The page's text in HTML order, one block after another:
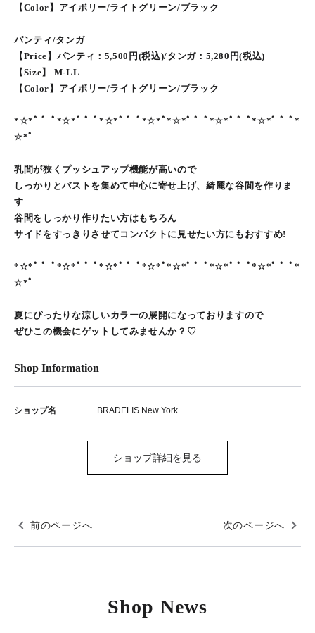
【Color】アイボリー/ライトグリーン/ブラック
パンティ/タンガ
【Price】パンティ：5,500円(税込)/タンガ：5,280円(税込)
【Size】 M-LL
【Color】アイボリー/ライトグリーン/ブラック
*☆*ﾟ ゜ﾟ*☆*ﾟ ゜ﾟ*☆*ﾟ ゜ﾟ*☆*ﾟ*☆*ﾟ ゜ﾟ*☆*ﾟ ゜ﾟ*☆*ﾟ ゜ﾟ*
☆*ﾟ
乳間が狭くプッシュアップ機能が高いので
しっかりとバストを集めて中心に寄せ上げ、綺麗な谷間を作りま
す
谷間をしっかり作りたい方はもちろん
サイドをすっきりさせてコンパクトに見せたい方にもおすすめ!
*☆*ﾟ ゜ﾟ*☆*ﾟ ゜ﾟ*☆*ﾟ ゜ﾟ*☆*ﾟ*☆*ﾟ ゜ﾟ*☆*ﾟ ゜ﾟ*☆*ﾟ ゜ﾟ*
☆*ﾟ
夏にぴったりな涼しいカラーの展開になっておりますので
ぜひこの機会にゲットしてみませんか？♡
Shop Information
ショップ名 BRADELIS New York
ショップ詳細を見る
前のページへ 次のページへ
Shop News